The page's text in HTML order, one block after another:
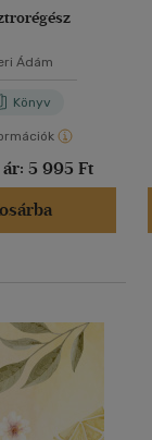
Ádám
Könyv
5 995 Ft